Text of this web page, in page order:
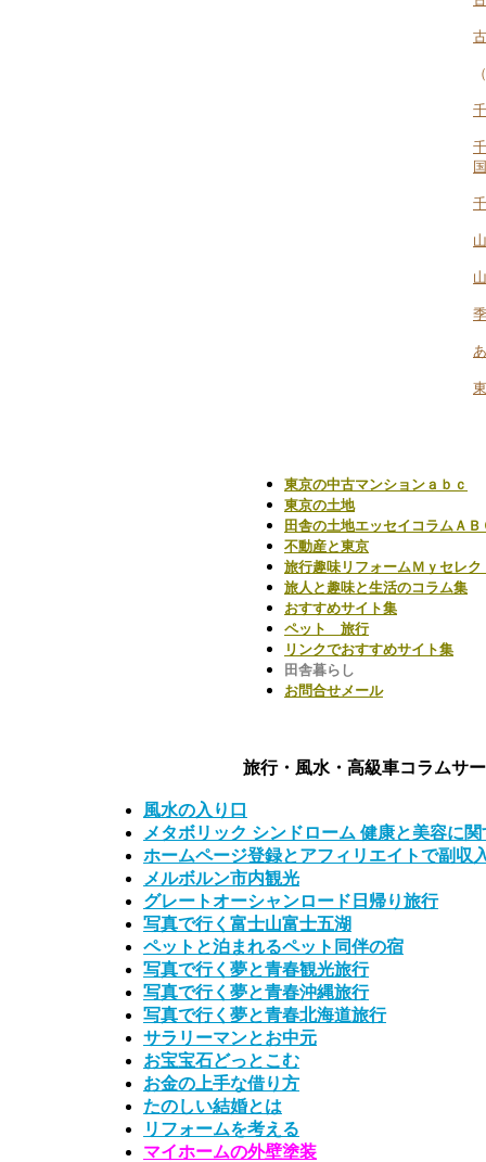
東京の中古マンションａｂｃ
東京の土地
田舎の土地エッセイコラムＡＢ
不動産と東京
旅行趣味リフォームＭｙセレク
旅人と趣味と生活のコラム集
おすすめサイト集
ペット 旅行
リンクでおすすめサイト集
田舎暮らし
お問合せメール
旅行・風水・高級車コラムサ
風水の入り口
メタボリック シンドローム 健康と美容に
ホームページ登録とアフィリエイトで副収
メルボルン市内観光
グレートオーシャンロード日帰り旅行
写真で行く富士山富士五湖
ペットと泊まれるペット同伴の宿
写真で行く夢と青春観光旅行
写真で行く夢と青春沖縄旅行
写真で行く夢と青春北海道旅行
サラリーマンとお中元
お宝宝石どっとこむ
お金の上手な借り方
たのしい結婚とは
リフォームを考える
マイホームの外壁塗装